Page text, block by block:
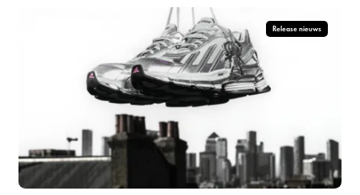
Release nieuws